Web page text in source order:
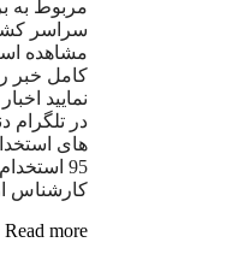
مربوط به
سراسر
مشاهده
کامل خبر
نمایید
در تلگرام
95
کارشناس
Read more »